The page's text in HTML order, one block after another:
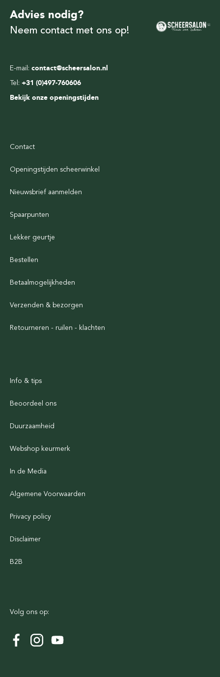
E-mail: contact@scheersalon.nl
Tel: +31 (0)497-760606
Bekijk onze openingstijden
Advies nodig?
Neem contact met ons op!
Contact
Openingstijden scheerwinkel
Nieuwsbrief aanmelden
Spaarpunten
Lekker geurtje
Bestellen
Betaalmogelijkheden
Verzenden & bezorgen
Retourneren - ruilen - klachten
Info & tips
Beoordeel ons
Duurzaamheid
Webshop keurmerk
In de Media
Algemene Voorwaarden
Privacy policy
Disclaimer
B2B
Volg ons op: